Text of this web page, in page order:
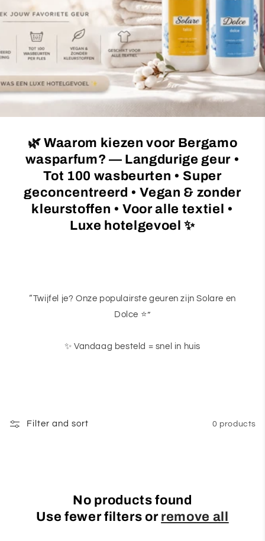
c
i
o
n
🌿 Waarom kiezen voor Bergamo
wasparfum? — Langdurige geur •
Tot 100 wasbeurten • Super
geconcentreerd • Vegan & zonder
kleurstoffen • Voor alle textiel •
Luxe hotelgevoel ✨
“Twijfel je? Onze populairste geuren zijn Solare en
Dolce ⭐”
✨ Vandaag besteld = snel in huis
Filter and sort 0 products
No products found
Use fewer filters or remove all